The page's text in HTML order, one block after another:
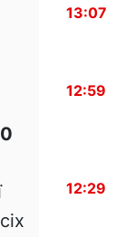
13:07
12:59
12:29